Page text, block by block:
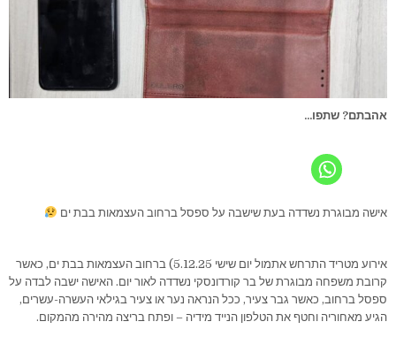
אהבתם? שתפו...
אישה מבוגרת נשדדה בעת שישבה על ספסל ברחוב העצמאות בבת ים
אירוע מטריד התרחש אתמול יום שישי 5.12.25) ברחוב העצמאות בבת ים, כאשר
קרובת משפחה מבוגרת של בר קורדונסקי נשדדה לאור יום. האישה ישבה לבדה על
ספסל ברחוב, כאשר גבר צעיר, ככל הנראה נער או צעיר בגילאי העשרה-עשרים,
הגיע מאחוריה וחטף את הטלפון הנייד מידיה – ופתח בריצה מהירה מהמקום.